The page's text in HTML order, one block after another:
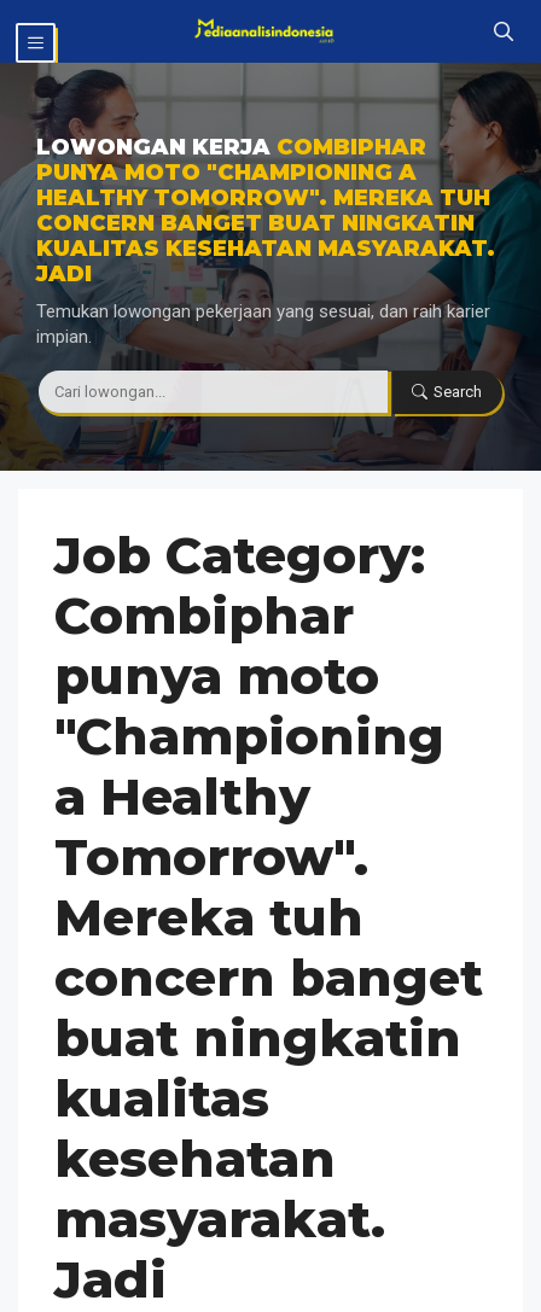
isi
MENU
LOWONGAN KERJA COMBIPHAR
PUNYA MOTO "CHAMPIONING A
HEALTHY TOMORROW". MEREKA TUH
CONCERN BANGET BUAT NINGKATIN
KUALITAS KESEHATAN MASYARAKAT.
JADI
Temukan lowongan pekerjaan yang sesuai, dan raih karier
impian.
Search
Job Category:
Combiphar
punya moto
"Championing
a Healthy
Tomorrow".
Mereka tuh
concern banget
buat ningkatin
kualitas
kesehatan
masyarakat.
Jadi